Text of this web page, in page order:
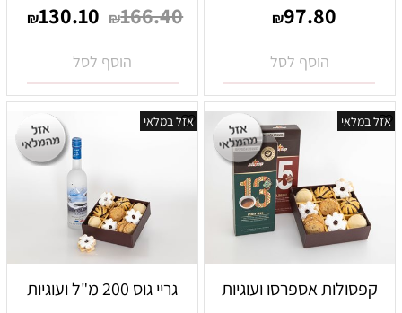
₪97.80
הוסף לסל
₪166.40
₪130.10
הוסף לסל
אזל במלאי
קפסולות אספרסו ועוגיות
אזל במלאי
גריי גוס 200 מ"ל ועוגיות